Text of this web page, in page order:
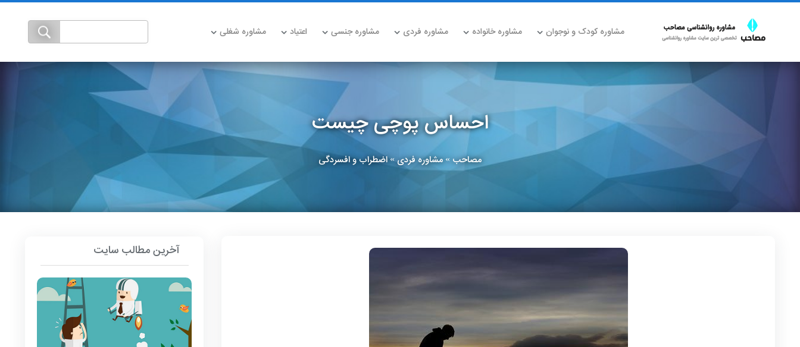
مشاوره کودک و نوجوان مشاوره خانواده مشاوره فردی مشاوره جنسی اعتیاد مشاوره شغلی
احساس پوچی چیست
مصاحب »مشاوره فردی »اضطراب و افسردگی
آخرین مطالب سایت